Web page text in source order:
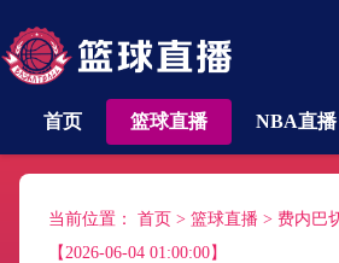
首页 篮球直播 NBA直播
当前位置： 首页 > 篮球直播 > 费内巴
【2026-06-04 01:00:00】